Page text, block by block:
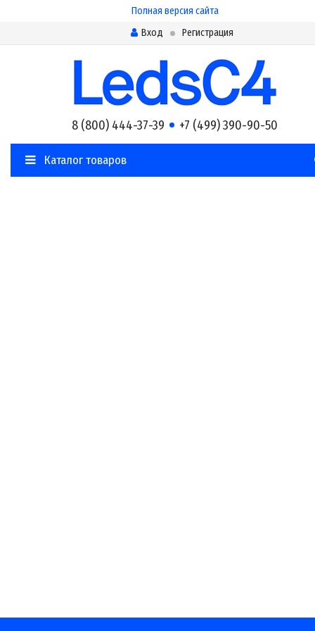
Полная версия сайта
Вход
Регистрация
8 (800) 444-37-39 +7 (499) 390-90-50
Каталог товаров